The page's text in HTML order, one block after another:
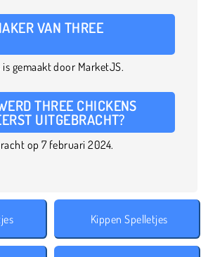
VAN THREE
is gemaakt door MarketJS.
THREE CHICKENS
UITGEBRACHT?
op 7 februari 2024.
Kippen Spelletjes